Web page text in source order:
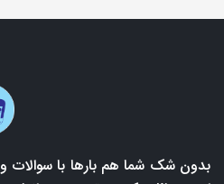
بدون شک شما هم بارها با